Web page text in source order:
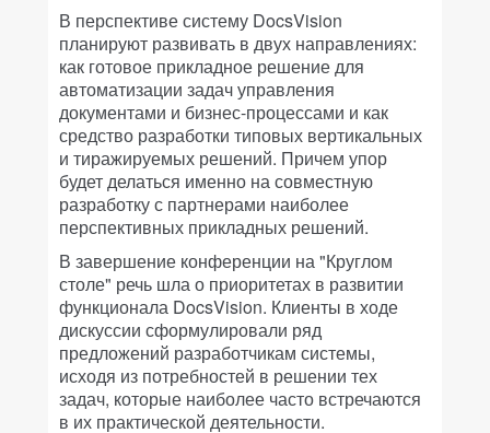
В перспективе систему DocsVision
планируют развивать в двух направлениях:
как готовое прикладное решение для
автоматизации задач управления
документами и бизнес-процессами и как
средство разработки типовых вертикальных
и тиражируемых решений. Причем упор
будет делаться именно на совместную
разработку с партнерами наиболее
перспективных прикладных решений.
В завершение конференции на "Круглом
столе" речь шла о приоритетах в развитии
функционала DocsVision. Клиенты в ходе
дискуссии сформулировали ряд
предложений разработчикам системы,
исходя из потребностей в решении тех
задач, которые наиболее часто встречаются
в их практической деятельности.